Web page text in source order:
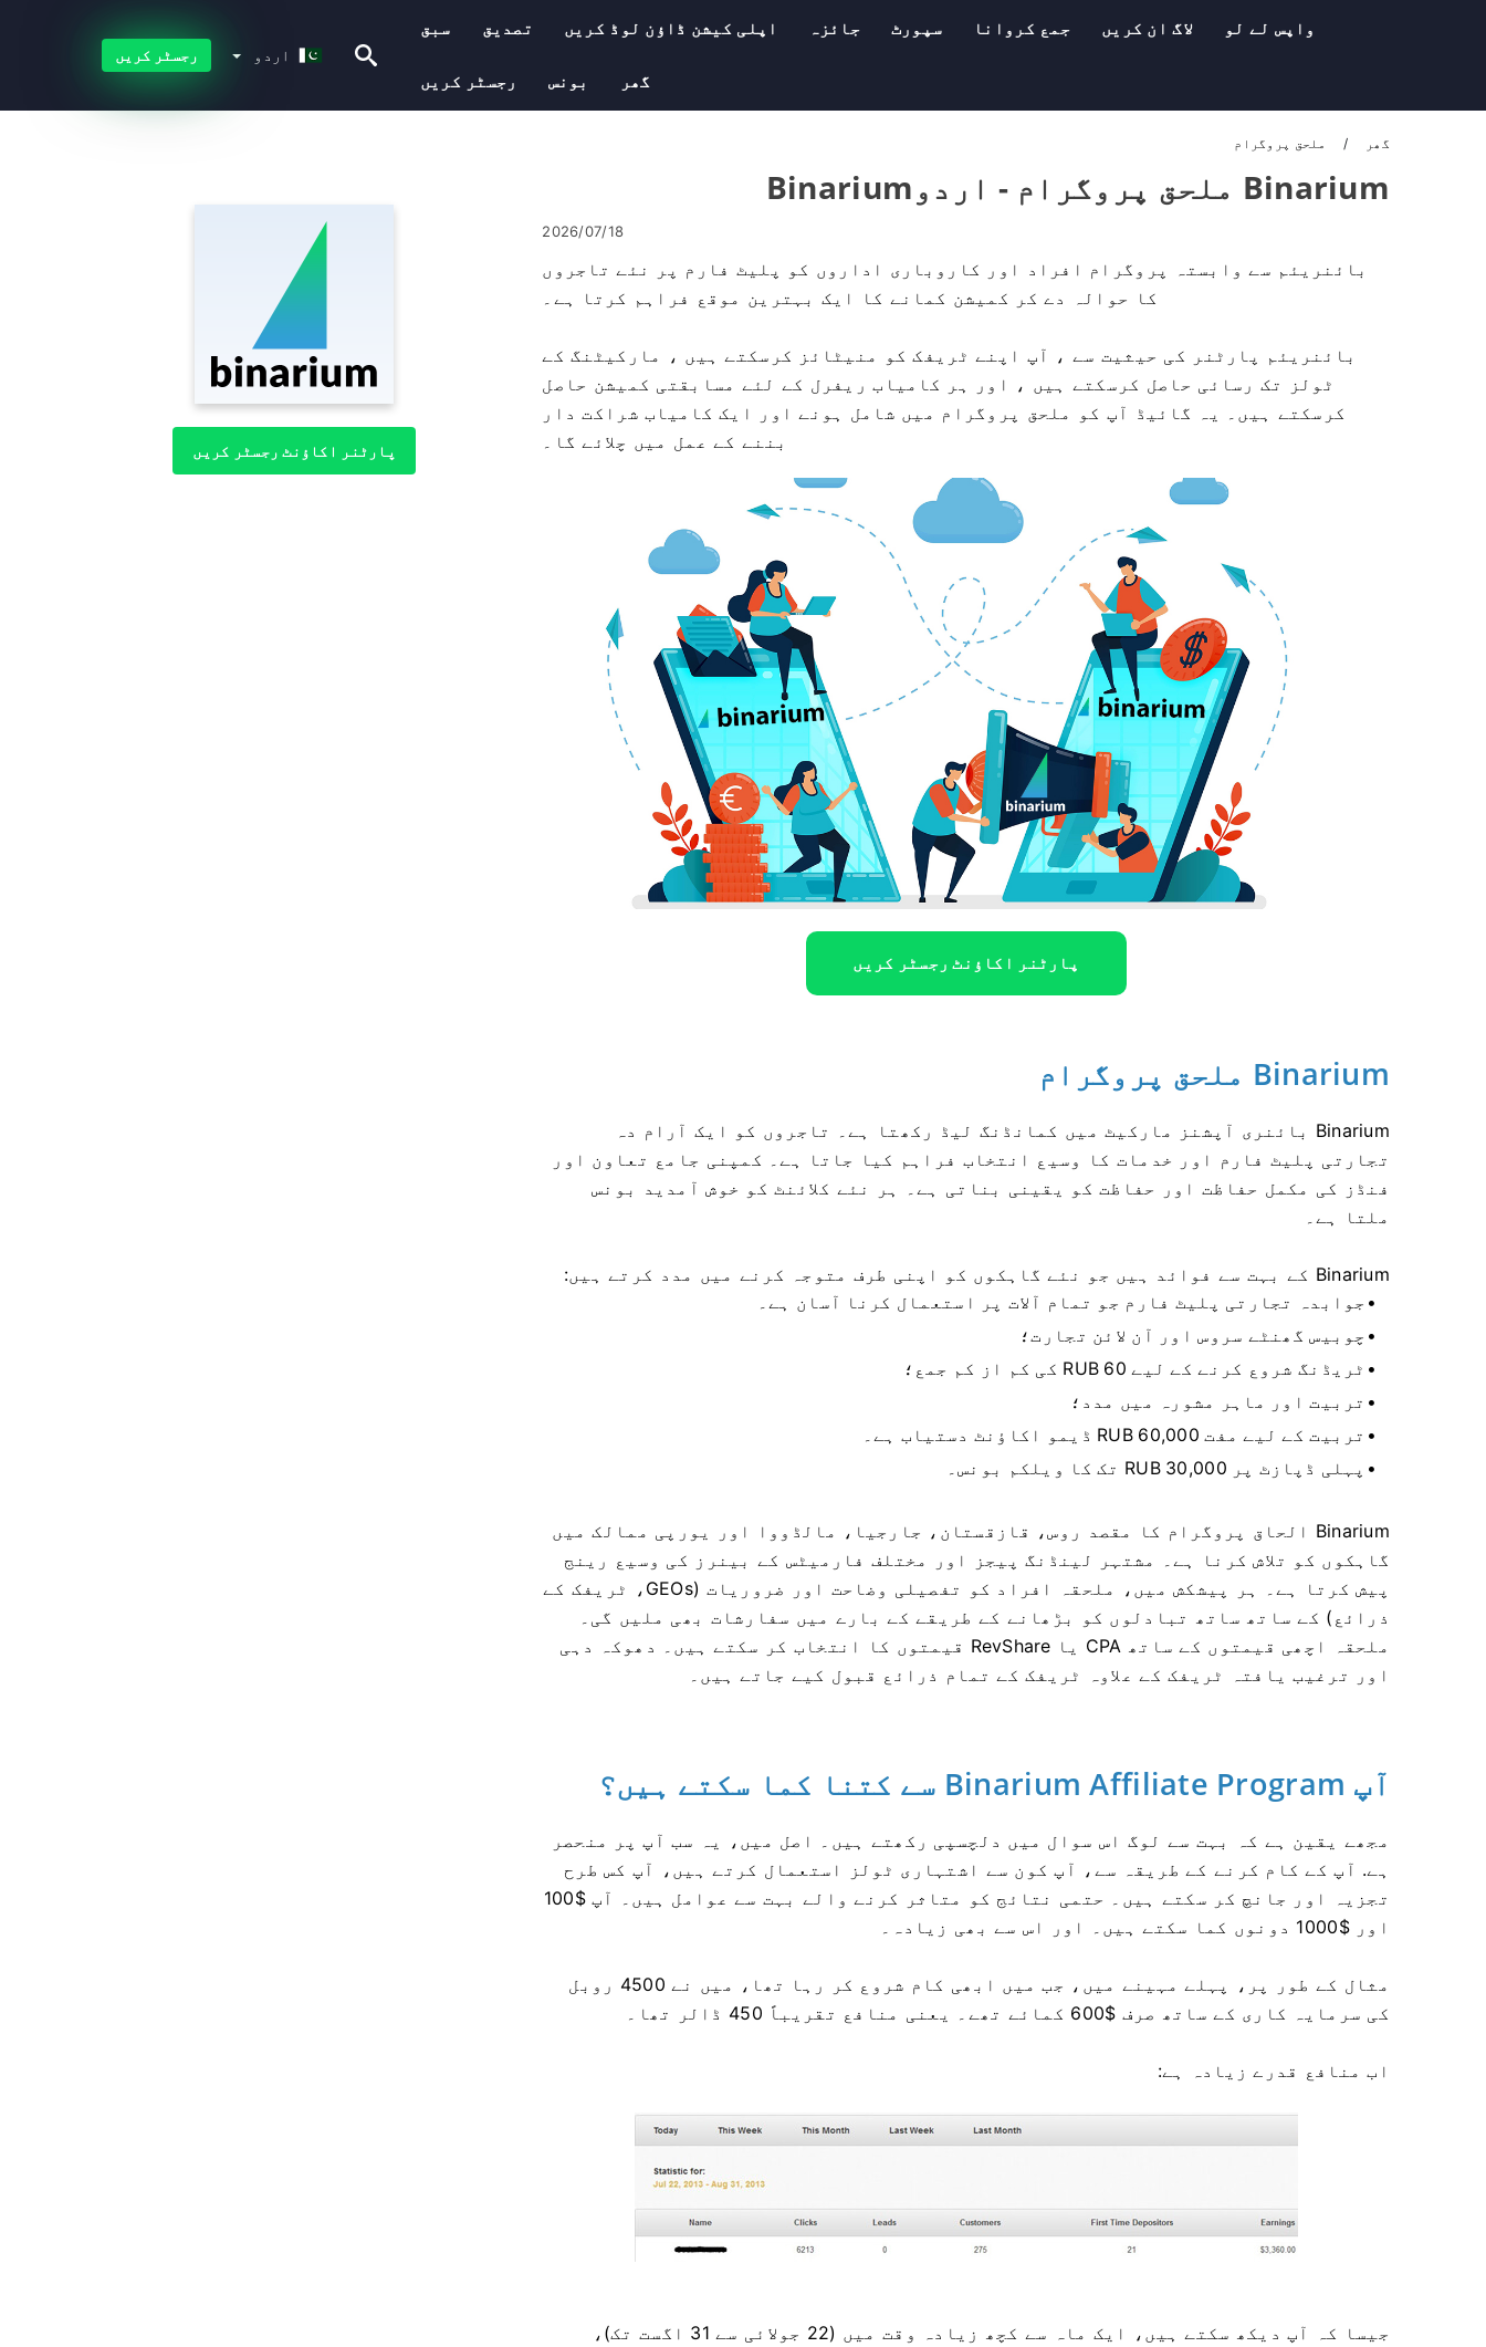
سبق تصدیق اپلی کیشن ڈاؤن لوڈ کریں جائزہ سپورٹ جمع کروانا لاگ ان کریں واپس لے لو
رجسٹر کریں بونس گھر
اردو رجسٹر کریں
گھر ملحق پروگرام
Binarium ملحق پروگرام - اردوBinarium
2026/07/18
بائنریئم سے وابستہ پروگرام افراد اور کاروباری اداروں کو پلیٹ فارم پر نئے تاجروں
کا حوالہ دے کر کمیشن کمانے کا ایک بہترین موقع فراہم کرتا ہے۔
بائنریئم پارٹنر کی حیثیت سے ، آپ اپنے ٹریفک کو منیٹائز کرسکتے ہیں ، مارکیٹنگ کے
ٹولز تک رسائی حاصل کرسکتے ہیں ، اور ہر کامیاب ریفرل کے لئے مسابقتی کمیشن حاصل
کرسکتے ہیں۔ یہ گائیڈ آپ کو ملحق پروگرام میں شامل ہونے اور ایک کامیاب شراکت دار
بننے کے عمل میں چلائے گا۔
پارٹنر اکاؤنٹ رجسٹر کریں
Binarium ملحق پروگرام
Binarium بائنری آپشنز مارکیٹ میں کمانڈنگ لیڈ رکھتا ہے۔ تاجروں کو ایک آرام دہ
تجارتی پلیٹ فارم اور خدمات کا وسیع انتخاب فراہم کیا جاتا ہے۔ کمپنی جامع تعاون اور
فنڈز کی مکمل حفاظت اور حفاظت کو یقینی بناتی ہے۔ ہر نئے کلائنٹ کو خوش آمدید بونس
ملتا ہے۔
Binarium کے بہت سے فوائد ہیں جو نئے گاہکوں کو اپنی طرف متوجہ کرنے میں مدد کرتے ہیں:
جوابدہ تجارتی پلیٹ فارم جو تمام آلات پر استعمال کرنا آسان ہے۔
چوبیس گھنٹے سروس اور آن لائن تجارت؛
ٹریڈنگ شروع کرنے کے لیے 60 RUB کی کم از کم جمع؛
تربیت اور ماہر مشورہ میں مدد؛
تربیت کے لیے مفت 60,000 RUB ڈیمو اکاؤنٹ دستیاب ہے۔
پہلی ڈپازٹ پر 30,000 RUB تک کا ویلکم بونس۔
Binarium الحاق پروگرام کا مقصد روس، قازقستان، جارجیا، مالڈووا اور یورپی ممالک میں
گاہکوں کو تلاش کرنا ہے۔ مشتہر لینڈنگ پیجز اور مختلف فارمیٹس کے بینرز کی وسیع رینج
پیش کرتا ہے۔ ہر پیشکش میں، ملحقہ افراد کو تفصیلی وضاحت اور ضروریات (GEOs، ٹریفک کے
ذرائع) کے ساتھ ساتھ تبادلوں کو بڑھانے کے طریقے کے بارے میں سفارشات بھی ملیں گی۔
ملحقہ اچھی قیمتوں کے ساتھ CPA یا RevShare قیمتوں کا انتخاب کر سکتے ہیں۔ دھوکہ دہی
اور ترغیب یافتہ ٹریفک کے علاوہ ٹریفک کے تمام ذرائع قبول کیے جاتے ہیں۔
آپ Binarium Affiliate Program سے کتنا کما سکتے ہیں؟
مجھے یقین ہے کہ بہت سے لوگ اس سوال میں دلچسپی رکھتے ہیں۔ اصل میں، یہ سب آپ پر منحصر
ہے. آپ کے کام کرنے کے طریقہ سے، آپ کون سے اشتہاری ٹولز استعمال کرتے ہیں، آپ کس طرح
تجزیہ اور جانچ کر سکتے ہیں۔ حتمی نتائج کو متاثر کرنے والے بہت سے عوامل ہیں۔ آپ $100
اور $1000 دونوں کما سکتے ہیں۔ اور اس سے بھی زیادہ۔
مثال کے طور پر، پہلے مہینے میں، جب میں ابھی کام شروع کر رہا تھا، میں نے 4500 روبل
کی سرمایہ کاری کے ساتھ صرف $600 کمائے تھے۔ یعنی منافع تقریباً 450 ڈالر تھا۔
اب منافع قدرے زیادہ ہے:
جیسا کہ آپ دیکھ سکتے ہیں، ایک ماہ سے کچھ زیادہ وقت میں (22 جولائی سے 31 اگست تک)،
پارٹنر اکاؤنٹ رجسٹر کریں